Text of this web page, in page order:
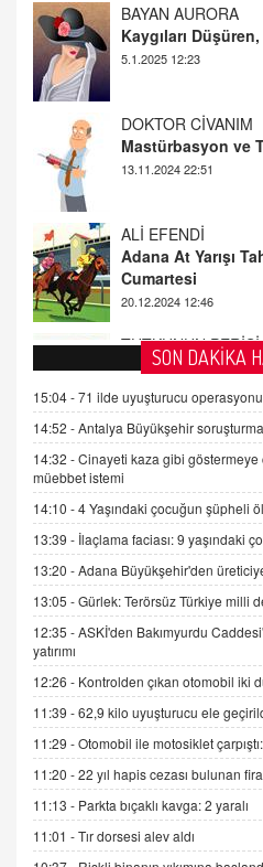
DOKTOR CİVANIM
13.11.2024 22:51
ALİ EFENDİ
Cumartesi
20.12.2024 12:46
TUTKUNUN PERİSİ
Sağlıklı Bir Cinsel
08.11.2024 13:16
FARUK ÖNALAN
Tezkere
2 Kasım 2021 Salı 00:11
AV. DOĞAN CAN
Kişisel verilerin
gelişimi
15.09.2025 16:17
SEHER EREK
Kış Ayları Geldi,
9.12.2025 10:11
İNCİ GÜL AKÖL
Trump Keşke
06.07.2026 13:00
ADEM AKÖL
Esed
SON DAKİKA
15:04 -71 ilde uyuşturucu
14:52 -Antalya Büyükşehir
14:32 -Cinayeti kaza gibi göstermeye
müebbet istemi
14:10 -4 Yaşındaki çocuğun şüpheli
13:39 - İlaçlama faciası: 9 yaşındaki
13:20 -Adana Büyükşehir'den
13:05 -Gürlek: Terörsüz Türkiye milli
12:35 -ASKİ'den Bakımyurdu
yatırımı
12:26 - Kontrolden çıkan otomobil iki
11:39 -62,9 kilo uyuşturucu ele
11:29 -Otomobil ile motosiklet
11:20 -22 yıl hapis cezası bulunan
11:13 - Parkta bıçaklı kavga: 2 yaralı
11:01 -Tır dorsesi alev aldı